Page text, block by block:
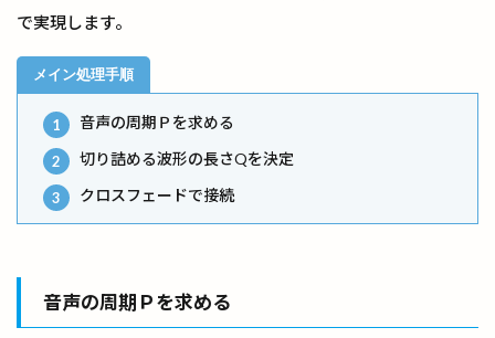
で実現します。
音声の周期Ｐを求める
切り詰める波形の長さQを決定
クロスフェードで接続
音声の周期Ｐを求める